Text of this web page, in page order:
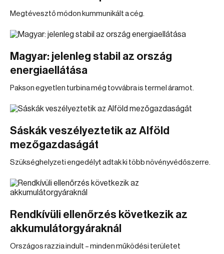
Megtévesztő módon kummunikált a cég.
Magyar: jelenleg stabil az ország
energiaellátása
Pakson egyetlen turbina még tovvábra is termel áramot.
Sáskák veszélyeztetik az Alföld
mezőgazdaságát
Szükséghelyzeti engedélyt adtak ki több növényvédőszerre.
Rendkívüli ellenőrzés következik az
akkumulátorgyáraknál
Országos razzia indult – minden működési területet